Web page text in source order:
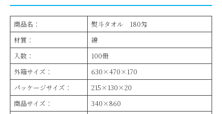
商品名：
熨斗タオル 180匁
材質：
綿
入数：
100冊
外箱サイズ：
630×470×170
パッケージサイズ：
215×130×20
商品サイズ：
340×860